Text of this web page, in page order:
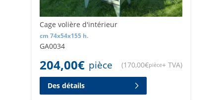
Cage volière d'intérieur
cm 74x54x155 h.
GA0034
204,00€ pièce (170,00€pièce+ TVA)
Des détails